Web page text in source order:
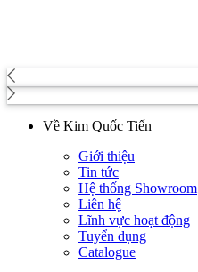
Về Kim Quốc Tiến
Giới thiệu
Tin tức
Hệ thống Showroom
Liên hệ
Lĩnh vực hoạt động
Tuyển dụng
Catalogue